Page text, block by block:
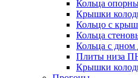
Кольца
Крышки
Кольцо с
Кольца
Кольца с
Плиты низа
Крышки